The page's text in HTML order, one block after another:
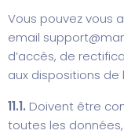
Vous pouvez vous
email
d’accès, de
aux dispositions de
11.1. Doivent être
toutes les